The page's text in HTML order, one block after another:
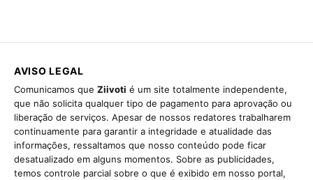
AVISO LEGAL
Comunicamos que Ziivoti é um site totalmente independente,
que não solicita qualquer tipo de pagamento para aprovação ou
liberação de serviços. Apesar de nossos redatores trabalharem
continuamente para garantir a integridade e atualidade das
informações, ressaltamos que nosso conteúdo pode ficar
desatualizado em alguns momentos. Sobre as publicidades,
temos controle parcial sobre o que é exibido em nosso portal,